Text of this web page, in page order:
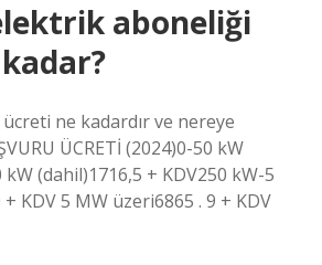
aboneliği
ne kadardır ve nereye
ÜCRETİ (2024)0-50 kW
(dahil)1716,5 + KDV250 kW-5
KDV 5 MW üzeri6865 . 9 + KDV